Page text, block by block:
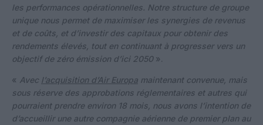
les performances opérationnelles. Notre structure de groupe
unique nous permet de maximiser les synergies de revenus
et de coûts, et d’investir des capitaux pour obtenir des
rendements élevés, tout en continuant à progresser vers un
objectif de zéro émission d’ici 2050».
« Avec l’acquisition d’Air Europa maintenant convenue, mais
sous réserve des approbations réglementaires et autres qui
pourraient prendre environ 18 mois, nous avons l’intention de
d’accueillir une autre compagnie aérienne de premier plan au